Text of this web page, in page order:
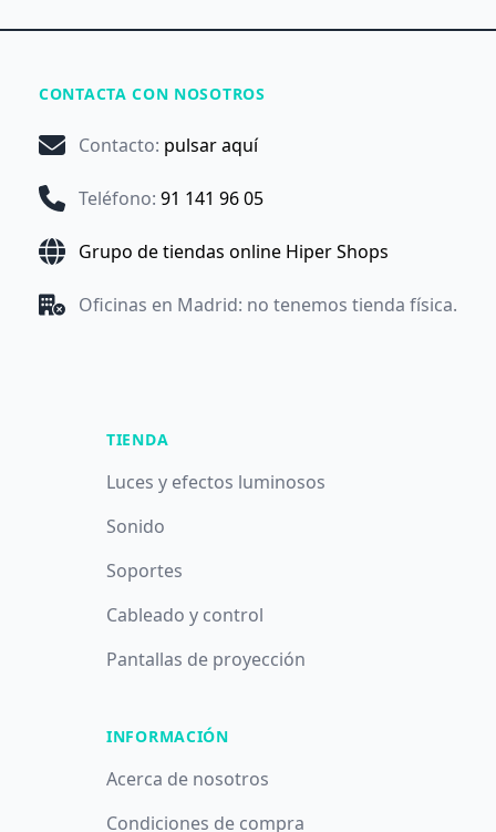
CONTACTA CON NOSOTROS
Contacto: pulsar aquí
Teléfono: 91 141 96 05
Grupo de tiendas online Hiper Shops
Oficinas en Madrid: no tenemos tienda física.
TIENDA
Luces y efectos luminosos
Sonido
Soportes
Cableado y control
Pantallas de proyección
INFORMACIÓN
Acerca de nosotros
Condiciones de compra